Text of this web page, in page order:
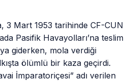
3 Mart 1953 tarihinde CF-CUN
Pasifik Havayolları’na teslim
giderken, mola verdiği
ölümlü bir kaza geçirdi.
İmparatoriçesi” adı verilen